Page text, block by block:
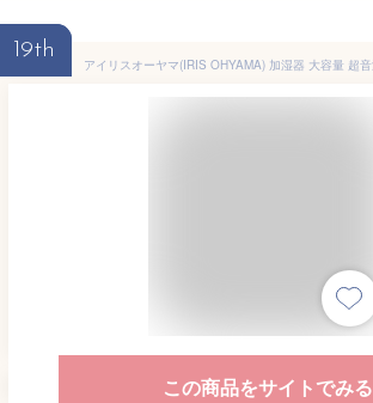
19th
この商品をサイトでみる